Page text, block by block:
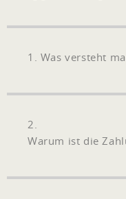
1. Was versteht
2.
Warum ist die